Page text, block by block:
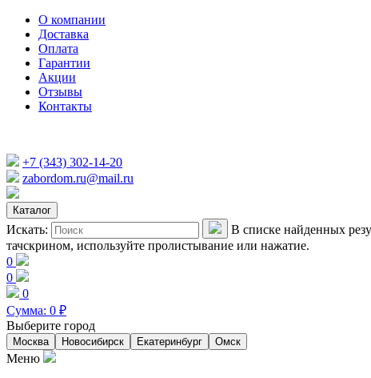
О компании
Доставка
Оплата
Гарантии
Акции
Отзывы
Контакты
+7 (343) 302-14-20
zabordom.ru@mail.ru
Каталог
Искать:
В списке найденных
тачскрином, используйте пролистывание или нажатие.
0
0
0
Сумма: 0 ₽
Выберите город
Москва Новосибирск Екатеринбург Омск
Меню